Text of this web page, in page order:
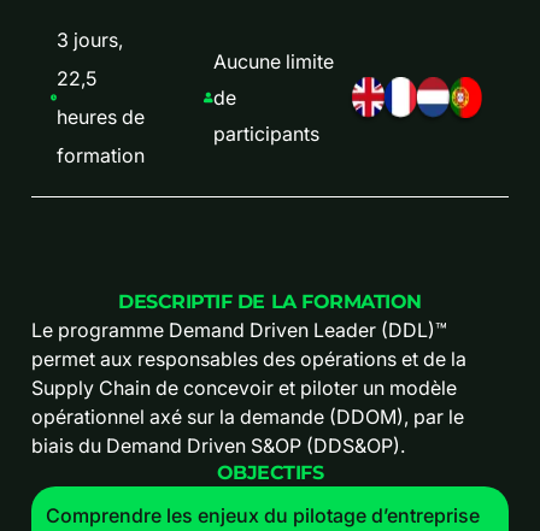
3 jours,
22,5
heures de
formation
Aucune limite
de
participants
DESCRIPTIF DE LA FORMATION
Le programme Demand Driven Leader (DDL)™
permet aux responsables des opérations et de la
Supply Chain de concevoir et piloter un modèle
opérationnel axé sur la demande (DDOM), par le
biais du Demand Driven S&OP (DDS&OP).
OBJECTIFS
Comprendre les enjeux du pilotage d’entreprise